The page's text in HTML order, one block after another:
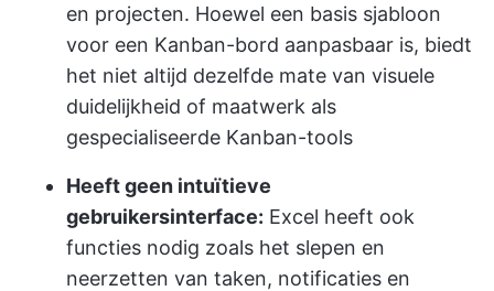
en projecten. Hoewel een basis sjabloon
voor een Kanban-bord aanpasbaar is, biedt
het niet altijd dezelfde mate van visuele
duidelijkheid of maatwerk als
gespecialiseerde Kanban-tools
Heeft geen intuïtieve
gebruikersinterface: Excel heeft ook
functies nodig zoals het slepen en
neerzetten van taken, notificaties en